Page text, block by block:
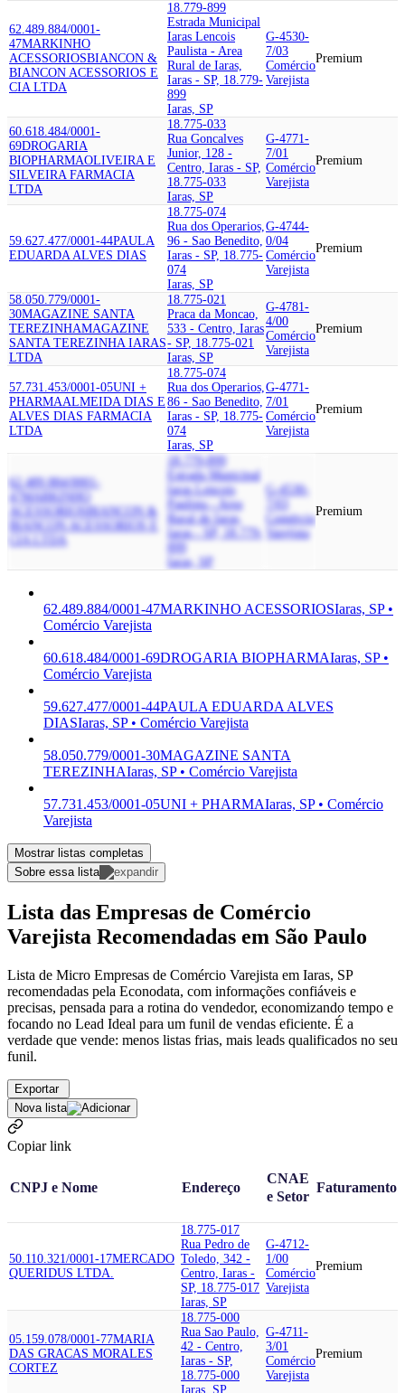
62.489.884/0001-
47MARKINHO
ACESSORIOSBIANCON &
BIANCON ACESSORIOS E
CIA LTDA
18.779-899
Estrada Municipal
Iaras Lencois
Paulista - Area
Rural de Iaras,
Iaras - SP, 18.779-
899
Iaras, SP
G-4530-
7/03
Comércio
Varejista
Premium
60.618.484/0001-
69DROGARIA
BIOPHARMAOLIVEIRA E
SILVEIRA FARMACIA
LTDA
18.775-033
Rua Goncalves
Junior, 128 -
Centro, Iaras - SP,
18.775-033
Iaras, SP
G-4771-
7/01
Comércio
Varejista
Premium
59.627.477/0001-44PAULA
EDUARDA ALVES DIAS
18.775-074
Rua dos Operarios,
96 - Sao Benedito,
Iaras - SP, 18.775-
074
Iaras, SP
G-4744-
0/04
Comércio
Varejista
Premium
58.050.779/0001-
30MAGAZINE SANTA
TEREZINHAMAGAZINE
SANTA TEREZINHA IARAS
LTDA
18.775-021
Praca da Moncao,
533 - Centro, Iaras
- SP, 18.775-021
Iaras, SP
G-4781-
4/00
Comércio
Varejista
Premium
57.731.453/0001-05UNI +
PHARMAALMEIDA DIAS E
ALVES DIAS FARMACIA
LTDA
18.775-074
Rua dos Operarios,
86 - Sao Benedito,
Iaras - SP, 18.775-
074
Iaras, SP
G-4771-
7/01
Comércio
Varejista
Premium
62.489.884/0001-
47
MARKINHO
ACESSORIOS BIANCON &
BIANCON ACESSORIOS E
CIA LTDA
18.779-899
Estrada Municipal
Iaras Lencois
Paulista - Area
Rural de Iaras,
Iaras - SP, 18.779-
Iaras, SP
G-4530-
Comércio
Varejista
Premium
62.489.884/0001-47MARKINHO ACESSORIOSIaras, SP •
Comércio Varejista
60.618.484/0001-69DROGARIA BIOPHARMAIaras, SP •
Comércio Varejista
59.627.477/0001-44PAULA EDUARDA ALVES
DIASIaras, SP • Comércio Varejista
58.050.779/0001-30MAGAZINE SANTA
TEREZINHAIaras, SP • Comércio Varejista
57.731.453/0001-05UNI + PHARMAIaras, SP • Comércio
Varejista
Mostrar listas completas
Sobre essa lista
Lista das Empresas de Comércio
Varejista Recomendadas em São Paulo
Lista de Micro Empresas de Comércio Varejista em Iaras, SP
recomendadas pela Econodata, com informações confiáveis e
precisas, pensada para a rotina do vendedor, economizando tempo e
focando no Lead Ideal para um funil de vendas eficiente. É a
verdade que vende: menos listas frias, mais leads qualificados no seu
funil.
Exportar
Nova lista
Copiar link
CNPJ e Nome Endereço
CNAE
e Setor
Faturamento
50.110.321/0001-17MERCADO
QUERIDUS LTDA.
18.775-017
Rua Pedro de
Toledo, 342 -
Centro, Iaras -
SP, 18.775-017
Iaras, SP
G-4712-
1/00
Comércio
Varejista
Premium
05.159.078/0001-77MARIA
DAS GRACAS MORALES
CORTEZ
18.775-000
Rua Sao Paulo,
42 - Centro,
Iaras - SP,
18.775-000
Iaras, SP
G-4711-
3/01
Comércio
Varejista
Premium